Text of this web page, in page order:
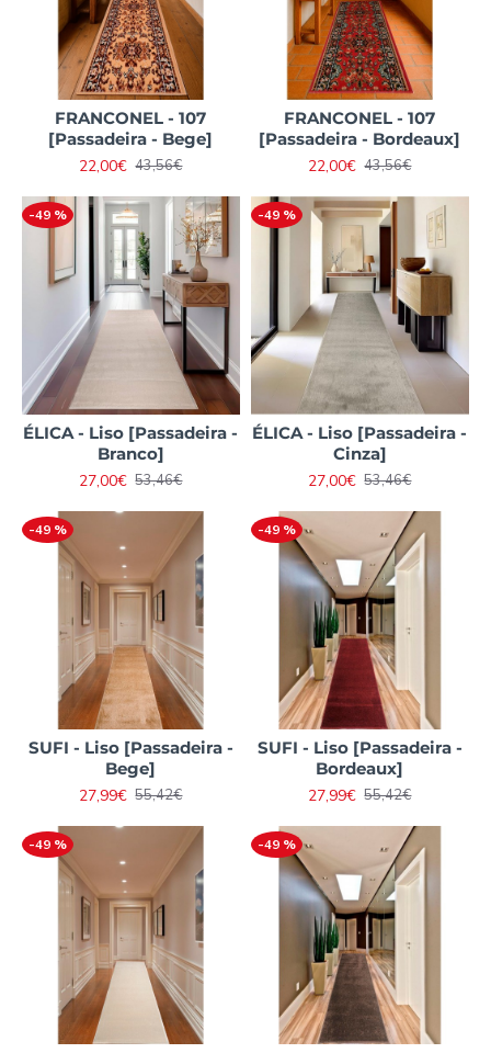
FRANCONEL - 107
[Passadeira - Bege]
22,00€ 43,56€
FRANCONEL - 107
[Passadeira - Bordeaux]
22,00€ 43,56€
-49 %
ÉLICA - Liso [Passadeira -
Branco]
27,00€ 53,46€
-49 %
ÉLICA - Liso [Passadeira -
Cinza]
27,00€ 53,46€
-49 %
SUFI - Liso [Passadeira -
Bege]
27,99€ 55,42€
-49 %
SUFI - Liso [Passadeira -
Bordeaux]
27,99€ 55,42€
-49 % -49 %